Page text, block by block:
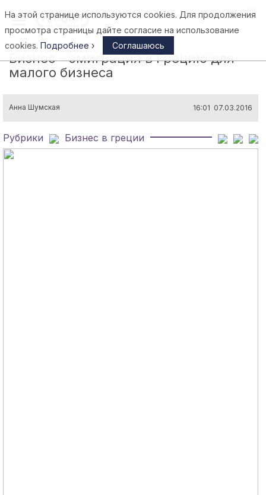
Афины
Бизнес – эмиграция в Грецию для
малого бизнеса
Анна Шумская 16:01 07.03.2016
Рубрики Бизнес в греции
На этой странице используются cookies. Для продолжения
просмотра страницы дайте согласие на использование
cookies. Подробнее › Соглашаюсь